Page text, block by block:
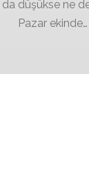
da düşükse ne
Pazar ekinde…